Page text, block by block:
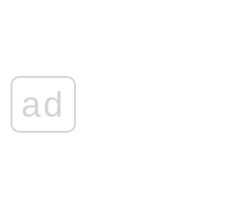
ad